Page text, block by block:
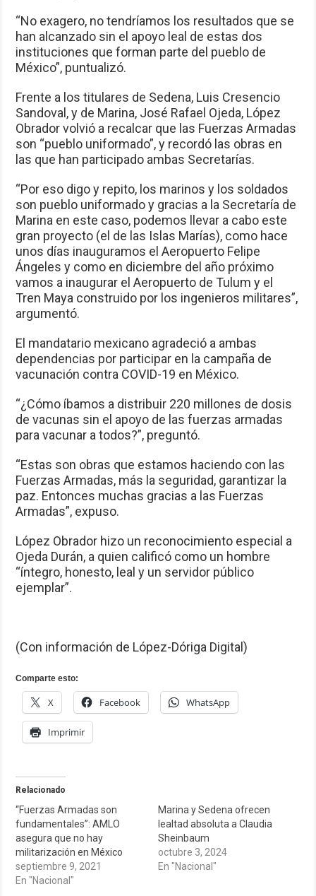
“No exagero, no tendríamos los resultados que se
han alcanzado sin el apoyo leal de estas dos
instituciones que forman parte del pueblo de
México”, puntualizó.
Frente a los titulares de Sedena, Luis Cresencio
Sandoval, y de Marina, José Rafael Ojeda, López
Obrador volvió a recalcar que las Fuerzas Armadas
son “pueblo uniformado”, y recordó las obras en
las que han participado ambas Secretarías.
“Por eso digo y repito, los marinos y los soldados
son pueblo uniformado y gracias a la Secretaría de
Marina en este caso, podemos llevar a cabo este
gran proyecto (el de las Islas Marías), como hace
unos días inauguramos el Aeropuerto Felipe
Ángeles y como en diciembre del año próximo
vamos a inaugurar el Aeropuerto de Tulum y el
Tren Maya construido por los ingenieros militares”,
argumentó.
El mandatario mexicano agradeció a ambas
dependencias por participar en la campaña de
vacunación contra COVID-19 en México.
“¿Cómo íbamos a distribuir 220 millones de dosis
de vacunas sin el apoyo de las fuerzas armadas
para vacunar a todos?”, preguntó.
“Estas son obras que estamos haciendo con las
Fuerzas Armadas, más la seguridad, garantizar la
paz. Entonces muchas gracias a las Fuerzas
Armadas”, expuso.
López Obrador hizo un reconocimiento especial a
Ojeda Durán, a quien calificó como un hombre
“íntegro, honesto, leal y un servidor público
ejemplar”.
(Con información de López-Dóriga Digital)
Comparte esto:
X Facebook WhatsApp
Imprimir
Relacionado
“Fuerzas Armadas son
fundamentales”: AMLO
asegura que no hay
militarización en México
septiembre 9, 2021
En "Nacional"
Marina y Sedena ofrecen
lealtad absoluta a Claudia
Sheinbaum
octubre 3, 2024
En "Nacional"